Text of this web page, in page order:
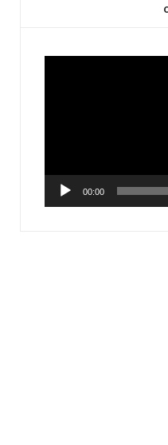
00:00